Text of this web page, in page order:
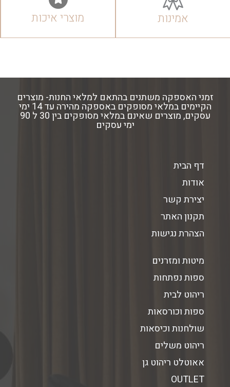
אמינות מוצרי איכות
זמני האספקה משתנים בהתאם למלאי החנות- מוצרים
הקיימים במלאי מסופקים באספקה מהירה עד 14 ימי
עסקים, מוצרים שאינם במלאי מסופקים בין 30 ל 90
ימי עסקים
דף הבית
אודות
יצירת קשר
תקנון האתר
הצהרת נגישות
מיטות ומזרנים
ספות נפתחות
ריהוט לבית
ספות וכורסאות
שולחנות וכיסאות
ריהוט משלים
אאוטלט ריהוט גן
OUTLET